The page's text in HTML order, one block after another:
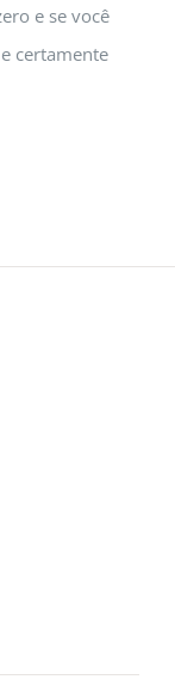
e se você
certamente